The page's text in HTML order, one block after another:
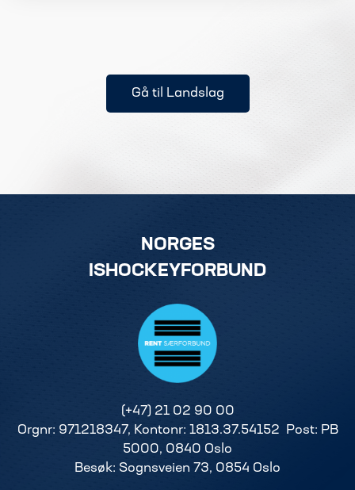
Gå til Landslag
NORGES
ISHOCKEYFORBUND
(+47) 21 02 90 00
Orgnr: 971218347, Kontonr: 1813.37.54152 Post: PB
5000, 0840 Oslo
Besøk: Sognsveien 73, 0854 Oslo